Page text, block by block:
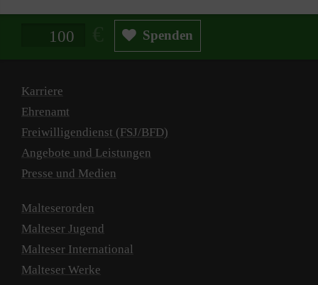
Spendenbetrag in Euro Spenden
Karriere
Ehrenamt
Freiwilligendienst (FSJ/BFD)
Angebote und Leistungen
Presse und Medien
Malteserorden
Malteser Jugend
Malteser International
Malteser Werke